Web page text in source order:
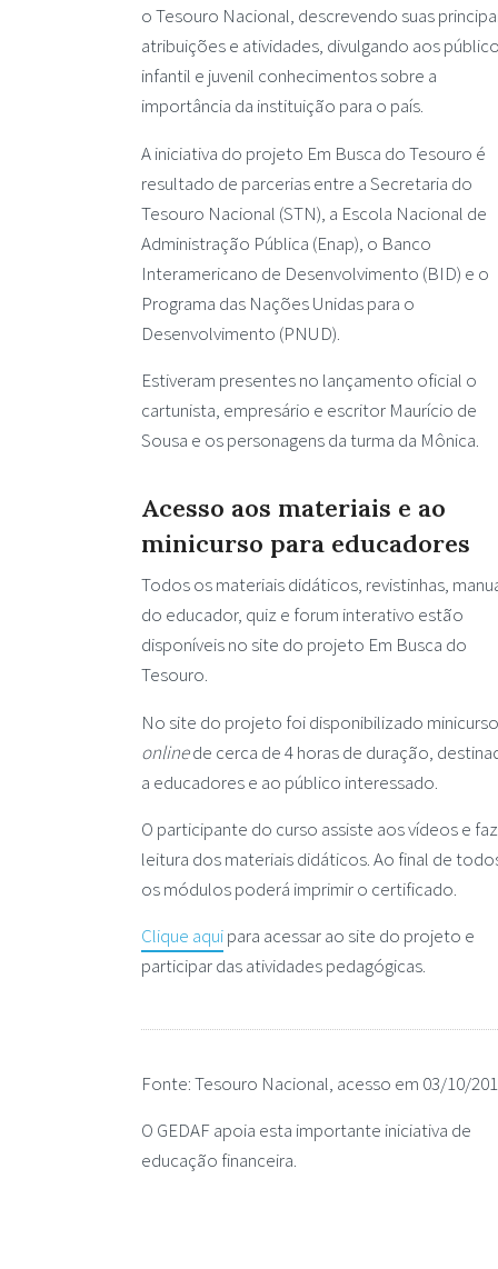
o Tesouro Nacional, descrevendo suas
atribuições e atividades, divulgando aos
infantil e juvenil conhecimentos sobre a
importância da instituição para o país.
A iniciativa do projeto Em Busca do Tesouro é
resultado de parcerias entre a Secretaria do
Tesouro Nacional (STN), a Escola Nacional de
Administração Pública (Enap), o Banco
Interamericano de Desenvolvimento (BID) e o
Programa das Nações Unidas para o
Desenvolvimento (PNUD).
Estiveram presentes no lançamento oficial o
cartunista, empresário e escritor Maurício de
Sousa e os personagens da turma da Mônica.
Acesso aos materiais e ao
minicurso para educadores
Todos os materiais didáticos, revistinhas,
do educador, quiz e forum interativo estão
disponíveis no site do projeto Em Busca do
Tesouro.
No site do projeto foi disponibilizado minicurso
onlinede cerca de 4 horas de duração,
a educadores e ao público interessado.
O participante do curso assiste aos vídeos e
leitura dos materiais didáticos. Ao final de
os módulos poderá imprimir o certificado.
Clique aquipara acessar ao site do projeto e
participar das atividades pedagógicas.
Fonte: Tesouro Nacional, acesso em 03/10/
O GEDAF apoia esta importante iniciativa de
educação financeira.